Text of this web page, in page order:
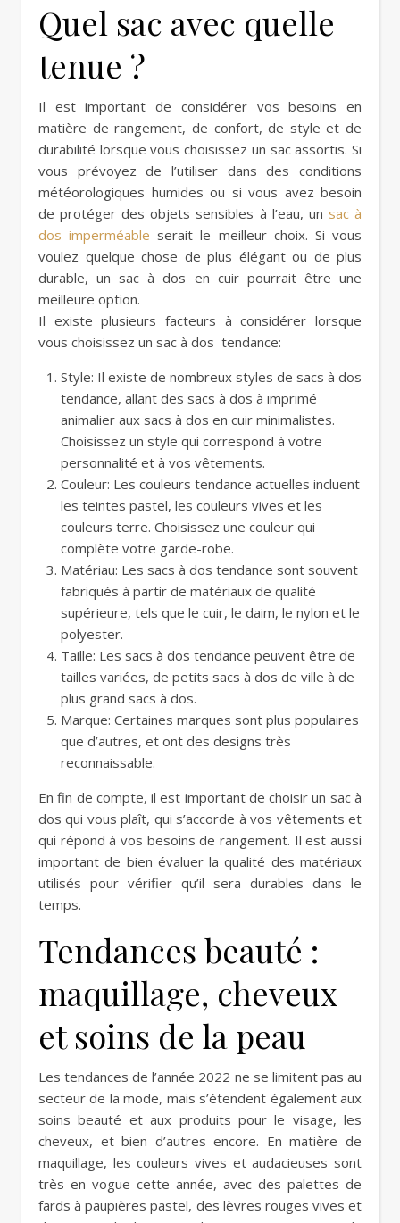
Quel sac avec quelle
tenue ?
Il est important de considérer vos besoins en
matière de rangement, de confort, de style et de
durabilité lorsque vous choisissez un sac assortis. Si
vous prévoyez de l’utiliser dans des conditions
météorologiques humides ou si vous avez besoin
de protéger des objets sensibles à l’eau, un sac à
dos imperméable serait le meilleur choix. Si vous
voulez quelque chose de plus élégant ou de plus
durable, un sac à dos en cuir pourrait être une
meilleure option.
Il existe plusieurs facteurs à considérer lorsque
vous choisissez un sac à dos tendance:
Style: Il existe de nombreux styles de sacs à dos
tendance, allant des sacs à dos à imprimé
animalier aux sacs à dos en cuir minimalistes.
Choisissez un style qui correspond à votre
personnalité et à vos vêtements.
Couleur: Les couleurs tendance actuelles incluent
les teintes pastel, les couleurs vives et les
couleurs terre. Choisissez une couleur qui
complète votre garde-robe.
Matériau: Les sacs à dos tendance sont souvent
fabriqués à partir de matériaux de qualité
supérieure, tels que le cuir, le daim, le nylon et le
polyester.
Taille: Les sacs à dos tendance peuvent être de
tailles variées, de petits sacs à dos de ville à de
plus grand sacs à dos.
Marque: Certaines marques sont plus populaires
que d’autres, et ont des designs très
reconnaissable.
En fin de compte, il est important de choisir un sac à
dos qui vous plaît, qui s’accorde à vos vêtements et
qui répond à vos besoins de rangement. Il est aussi
important de bien évaluer la qualité des matériaux
utilisés pour vérifier qu’il sera durables dans le
temps.
Tendances beauté :
maquillage, cheveux
et soins de la peau
Les tendances de l’année 2022 ne se limitent pas au
secteur de la mode, mais s’étendent également aux
soins beauté et aux produits pour le visage, les
cheveux, et bien d’autres encore. En matière de
maquillage, les couleurs vives et audacieuses sont
très en vogue cette année, avec des palettes de
fards à paupières pastel, des lèvres rouges vives et